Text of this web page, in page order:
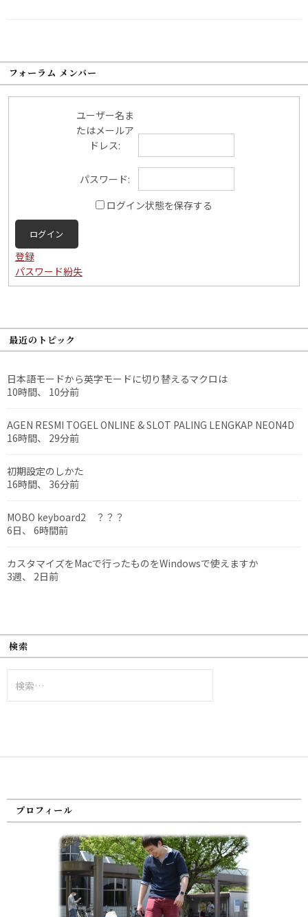
フォーラム メンバー
ユーザー名ま
たはメールア
ドレス:
パスワード:
ログイン状態を保存する
ログイン
登録
パスワード紛失
最近のトピック
日本語モードから英字モードに切り替えるマクロは
10時間、 10分前
AGEN RESMI TOGEL ONLINE & SLOT PALING LENGKAP NEON4D
16時間、 29分前
初期設定のしかた
16時間、 36分前
MOBO keyboard2 ？？？
6日、 6時間前
カスタマイズをMacで行ったものをWindowsで使えますか
3週、 2日前
検索
索:
プロフィール